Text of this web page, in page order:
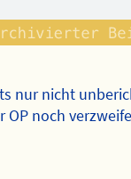
nur nicht
OP noch